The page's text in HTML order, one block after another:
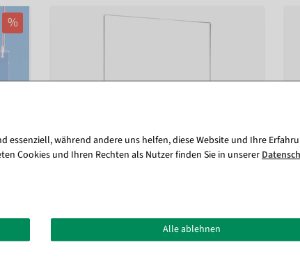
%
Menükartenhalter mit Klemmfuß aus Acryl
essenziell, während andere uns helfen, diese Website und Ihre
Cookies und Ihren Rechten als Nutzer finden Sie in unserer
Alle ablehnen